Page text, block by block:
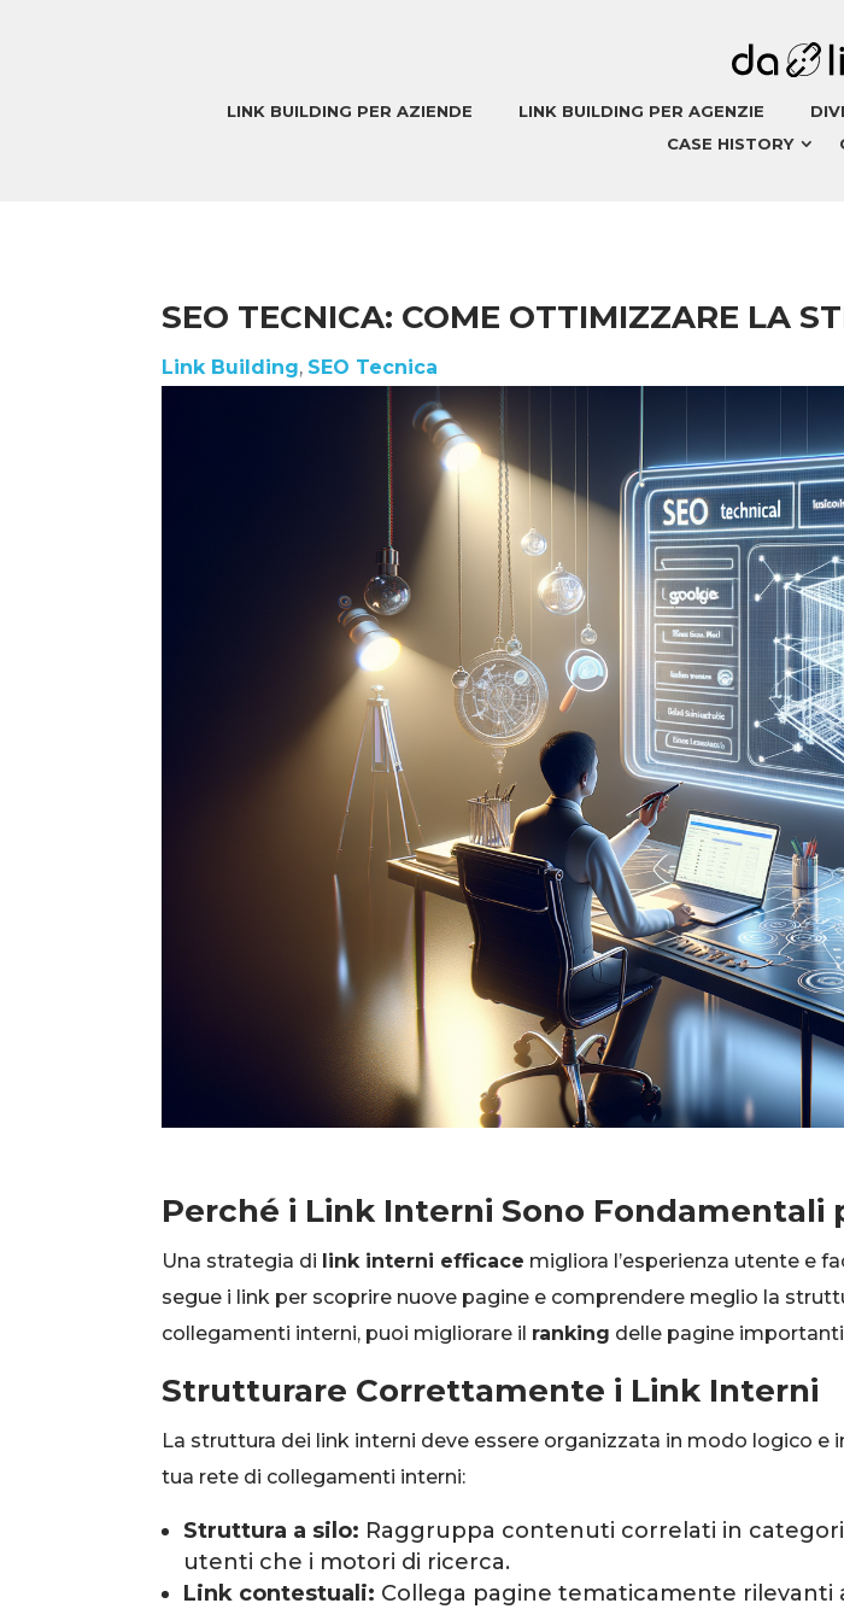
LINK BUILDING PER AZIENDE LINK BUILDING PER AGENZIE
CASE HISTORY
SEO TECNICA: COME OTTIMIZZARE LA
Link Building, SEO Tecnica
Perché i Link Interni Sono Fondamentali
Una strategia di link interni efficace migliora l’esperienza utente e
segue i link per scoprire nuove pagine e comprendere meglio la
collegamenti interni, puoi migliorare il ranking delle pagine
Strutturare Correttamente i Link Interni
La struttura dei link interni deve essere organizzata in modo logico
tua rete di collegamenti interni:
Struttura a silo: Raggruppa contenuti correlati in
utenti che i motori di ricerca.
Link contestuali: Collega pagine tematicamente rilevanti